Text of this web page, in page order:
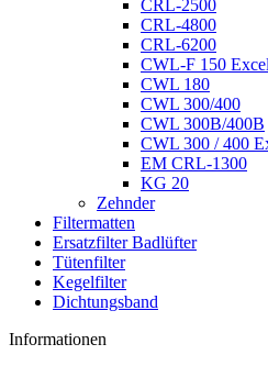
CRL-2500
CRL-4800
CRL-6200
CWL-F 150
CWL 180
CWL 300/400
CWL 300B/400B
CWL 300 / 400
EM CRL-1300
KG 20
Zehnder
Filtermatten
Ersatzfilter Badlüfter
Tütenfilter
Kegelfilter
Dichtungsband
Informationen